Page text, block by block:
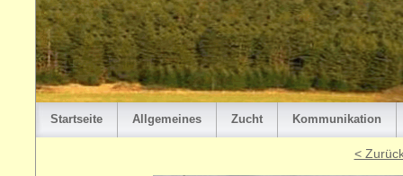
Startseite Allgemeines Zucht Kommunikation
<